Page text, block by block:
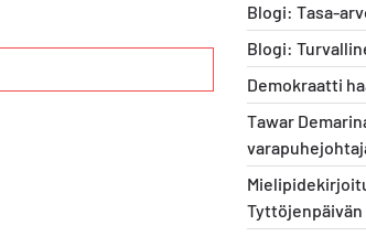
Blogi: Tasa-
Blogi:
Demokraatti
Tawar
Tyttöjenpäivän